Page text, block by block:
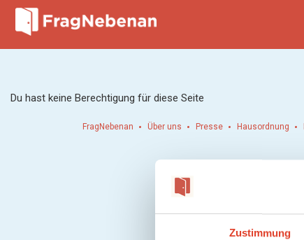
Zustimmung
Du hast keine Berechtigung für diese Seite
FragNebenan Über uns Presse Hausordnung